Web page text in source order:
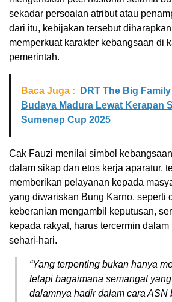
sekadar persoalan atribut atau
dari itu, kebijakan tersebut
memperkuat karakter kebangsaan di
pemerintah.
Baca Juga :
DRT The Big
Budaya Madura Lewat Kerapan
Sumenep Cup 2025
Cak Fauzi menilai simbol
dalam sikap dan etos kerja aparatur,
memberikan pelayanan kepada
yang diwariskan Bung Karno, seperti
keberanian mengambil keputusan,
kepada rakyat, harus tercermin
sehari-hari.
“Yang terpenting bukan hanya
tetapi bagaimana semangat
dalamnya hadir dalam cara ASN